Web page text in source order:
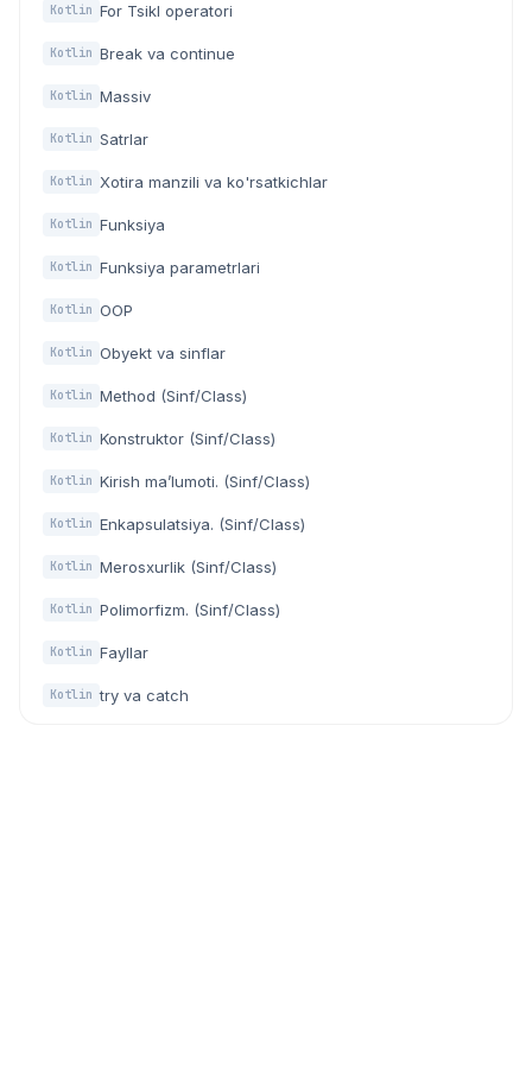
Kotlin For Tsikl operatori
Kotlin Break va continue
Kotlin Massiv
Kotlin Satrlar
Kotlin Xotira manzili va ko'rsatkichlar
Kotlin Funksiya
Kotlin Funksiya parametrlari
Kotlin OOP
Kotlin Obyekt va sinflar
Kotlin Method (Sinf/Class)
Kotlin Konstruktor (Sinf/Class)
Kotlin Kirish ma’lumoti. (Sinf/Class)
Kotlin Enkapsulatsiya. (Sinf/Class)
Kotlin Merosxurlik (Sinf/Class)
Kotlin Polimorfizm. (Sinf/Class)
Kotlin Fayllar
Kotlin try va catch